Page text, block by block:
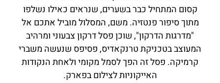
קסום המתחיל כבר בשערים, שנראים כאילו נשלפו
מתוך סיפור פנטזיה. משם, המסלול מוביל אתכם אל
"מדרגות הדרקון", שוכן פסל דרקון צבעוני ומרהיב
המעוצב בטכניקת טרנקאדיס, פסיפס שנעשה משברי
קרמיקה. פסל זה הפך לסמל מקומי ולאחת הנקודות
האייקוניות לצילום בפארק.